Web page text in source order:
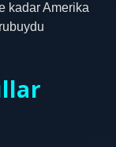
kadar Amerika